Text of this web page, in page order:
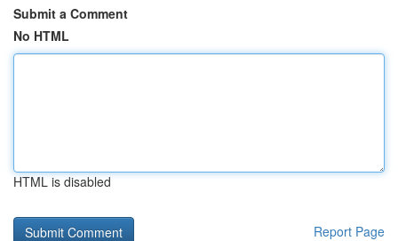
Submit a Comment
No HTML
HTML is disabled
Report Page